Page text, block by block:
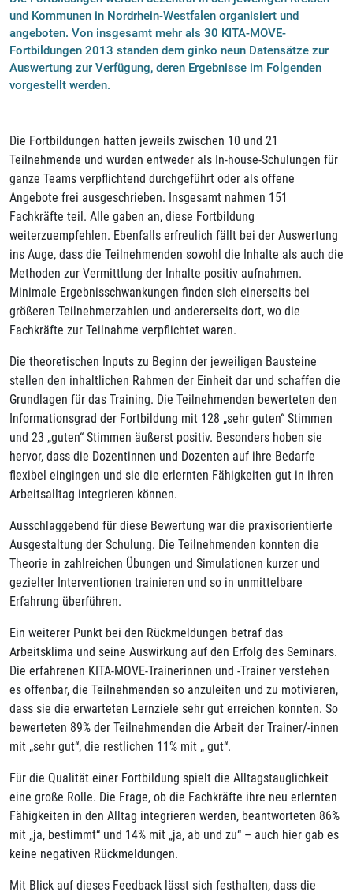
und Kommunen in Nordrhein-Westfalen organisiert und
angeboten. Von insgesamt mehr als 30 KITA-MOVE-
Fortbildungen 2013 standen dem ginko neun Datensätze zur
Auswertung zur Verfügung, deren Ergebnisse im Folgenden
vorgestellt werden.
Die Fortbildungen hatten jeweils zwischen 10 und 21
Teilnehmende und wurden entweder als In-house-Schulungen für
ganze Teams verpflichtend durchgeführt oder als offene
Angebote frei ausgeschrieben. Insgesamt nahmen 151
Fachkräfte teil. Alle gaben an, diese Fortbildung
weiterzuempfehlen. Ebenfalls erfreulich fällt bei der Auswertung
ins Auge, dass die Teilnehmenden sowohl die Inhalte als auch die
Methoden zur Vermittlung der Inhalte positiv aufnahmen.
Minimale Ergebnisschwankungen finden sich einerseits bei
größeren Teilnehmerzahlen und andererseits dort, wo die
Fachkräfte zur Teilnahme verpflichtet waren.
Die theoretischen Inputs zu Beginn der jeweiligen Bausteine
stellen den inhaltlichen Rahmen der Einheit dar und schaffen die
Grundlagen für das Training. Die Teilnehmenden bewerteten den
Informationsgrad der Fortbildung mit 128 „sehr guten“ Stimmen
und 23 „guten“ Stimmen äußerst positiv. Besonders hoben sie
hervor, dass die Dozentinnen und Dozenten auf ihre Bedarfe
flexibel eingingen und sie die erlernten Fähigkeiten gut in ihren
Arbeitsalltag integrieren können.
Ausschlaggebend für diese Bewertung war die praxisorientierte
Ausgestaltung der Schulung. Die Teilnehmenden konnten die
Theorie in zahlreichen Übungen und Simulationen kurzer und
gezielter Interventionen trainieren und so in unmittelbare
Erfahrung überführen.
Ein weiterer Punkt bei den Rückmeldungen betraf das
Arbeitsklima und seine Auswirkung auf den Erfolg des Seminars.
Die erfahrenen KITA-MOVE-Trainerinnen und -Trainer verstehen
es offenbar, die Teilnehmenden so anzuleiten und zu motivieren,
dass sie die erwarteten Lernziele sehr gut erreichen konnten. So
bewerteten 89% der Teilnehmenden die Arbeit der Trainer/-innen
mit „sehr gut“, die restlichen 11% mit „ gut“.
Für die Qualität einer Fortbildung spielt die Alltagstauglichkeit
eine große Rolle. Die Frage, ob die Fachkräfte ihre neu erlernten
Fähigkeiten in den Alltag integrieren werden, beantworteten 86%
mit „ja, bestimmt“ und 14% mit „ja, ab und zu“ – auch hier gab es
keine negativen Rückmeldungen.
Mit Blick auf dieses Feedback lässt sich festhalten, dass die